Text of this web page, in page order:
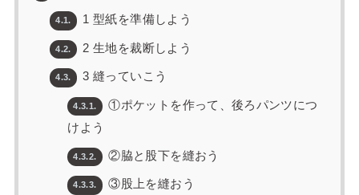
4.1. 1 型紙を準備しよう
4.2. 2 生地を裁断しよう
4.3. 3 縫っていこう
4.3.1.
①ポケットを作って、後ろパンツにつ
けよう
4.3.2. ②脇と股下を縫おう
4.3.3. ③股上を縫おう